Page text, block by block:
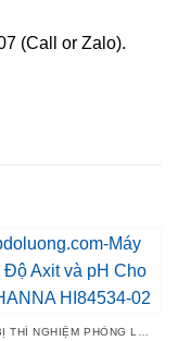
(Call or Zalo).